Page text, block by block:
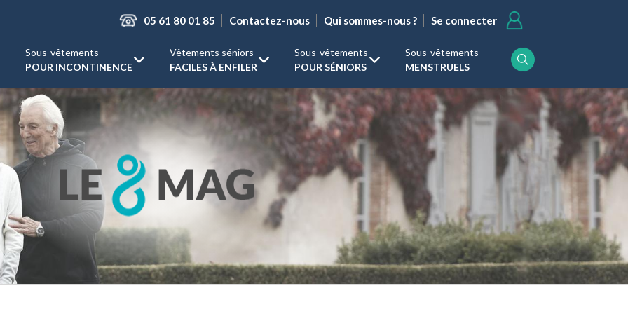
05 61 80 01 85 Contactez-nous Qui sommes-nous ?
User
Se connecter
Sous-vêtements
POUR INCONTINENCE
Vêtements séniors
FACILES À ENFILER
Sous-vêtements
POUR SÉNIORS
Sous-vêtements
MENSTRUELS